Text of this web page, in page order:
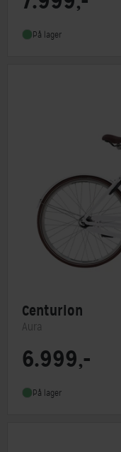
Forbremse
På lager
Centurion
Aura
Steltype
Forbremse
6.999,-
På lager